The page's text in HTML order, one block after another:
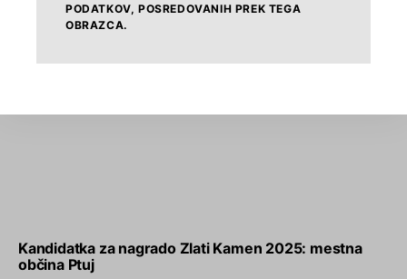
Kandidatka za nagrado Zlati Kamen 2025: mestna
občina Ptuj
PODATKOV, POSREDOVANIH PREK TEGA
OBRAZCA.